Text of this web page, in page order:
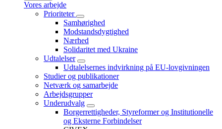
Vores arbejde
Prioriteter
Samhørighed
Modstandsdygtighed
Nærhed
Solidaritet med Ukraine
Udtalelser
Udtalelsernes indvirkning på EU-lovgivningen
Studier og publikationer
Netværk og samarbejde
Arbejdsgrupper
Underudvalg
Borgerrettigheder, Styreformer og Institutionelle
og Eksterne Forbindelser